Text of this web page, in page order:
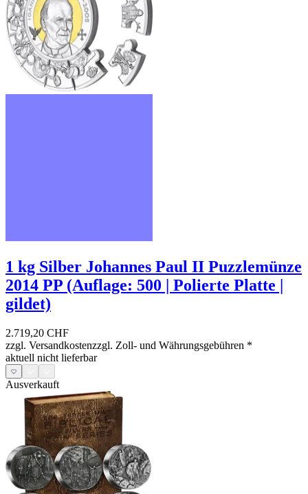
1 kg Silber Johannes Paul II Puzzlemünze
2014 PP (Auflage: 500 | Polierte Platte |
gildet)
2.719,20 CHF
zzgl. Versandkostenzzgl. Zoll- und Währungsgebühren *
aktuell nicht lieferbar
Ausverkauft